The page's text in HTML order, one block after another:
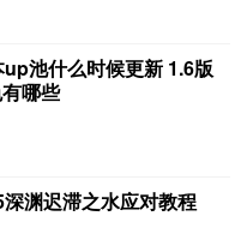
池什么时候更新 1.6版
哪些
深渊迟滞之水应对教程